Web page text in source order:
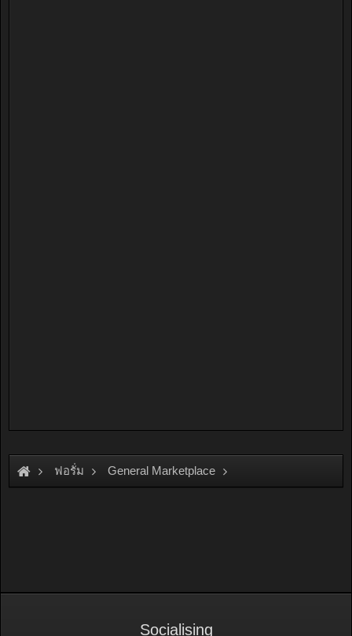
ฟอรั่ม General Marketplace
Socialising